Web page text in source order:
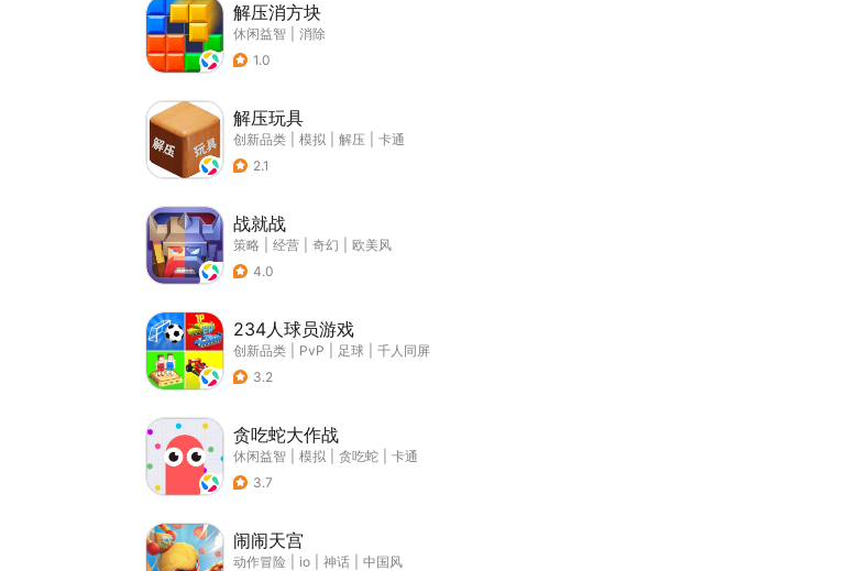
解压消方块
休闲益智
消除
1.0
解压玩具
创新品类 模拟 解压
卡通
2.1
战就战
策略 经营 奇幻
欧美风
4.0
234人球员游戏
创新品类 PvP 足球
千人同屏
3.2
贪吃蛇大作战
休闲益智 模拟 贪吃蛇
卡通
3.7
闹闹天宫
动作冒险 io 神话
中国风